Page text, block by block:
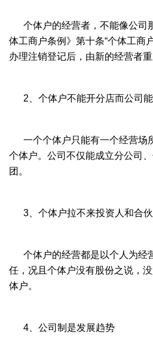
个体户的经营者，不能像公司
体工商户条例》第十条“个体工商
办理注销登记后，由新的经营者
2、个体户不能开分店而公司能
一个个体户只能有一个经营场
个体户。公司不仅能成立分公司
团。
3、个体户拉不来投资人和合
个体户的经营都是以个人为经
任，况且个体户没有股份之说，
体户。
4、公司制是发展趋势